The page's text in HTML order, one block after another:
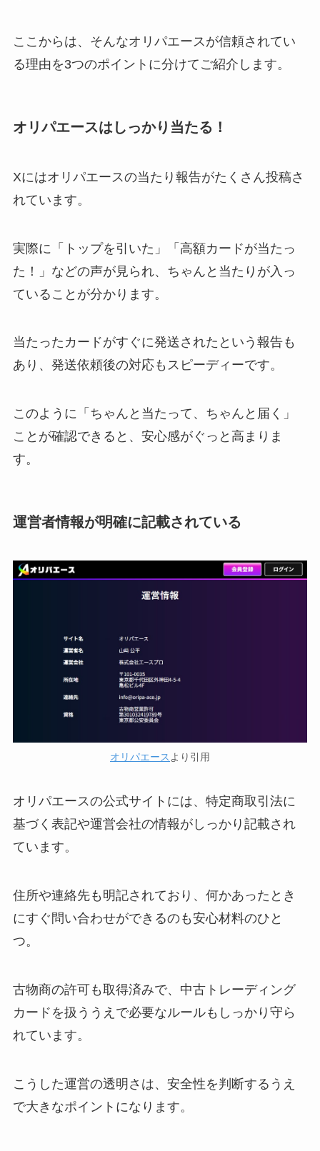
ここからは、そんなオリパエースが信頼されてい
る理由を3つのポイントに分けてご紹介します。
オリパエースはしっかり当たる！
Xにはオリパエースの当たり報告がたくさん投稿さ
れています。
実際に「トップを引いた」「高額カードが当たっ
た！」などの声が見られ、ちゃんと当たりが入っ
ていることが分かります。
当たったカードがすぐに発送されたという報告も
あり、発送依頼後の対応もスピーディーです。
このように「ちゃんと当たって、ちゃんと届く」
ことが確認できると、安心感がぐっと高まりま
す。
運営者情報が明確に記載されている
オリパエースより引用
オリパエースの公式サイトには、特定商取引法に
基づく表記や運営会社の情報がしっかり記載され
ています。
住所や連絡先も明記されており、何かあったとき
にすぐ問い合わせができるのも安心材料のひと
つ。
古物商の許可も取得済みで、中古トレーディング
カードを扱ううえで必要なルールもしっかり守ら
れています。
こうした運営の透明さは、安全性を判断するうえ
で大きなポイントになります。